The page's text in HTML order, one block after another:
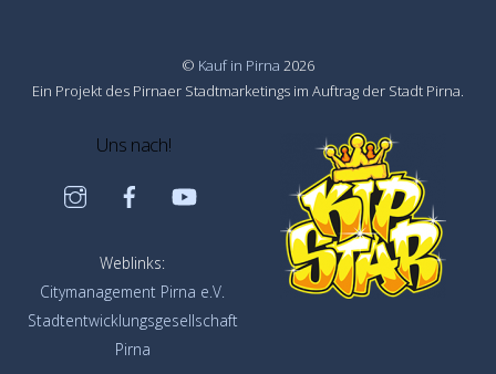
© Kauf in Pirna 2026
Ein Projekt des Pirnaer Stadtmarketings im Auftrag der Stadt Pirna.
Uns nach!
Instagram
Weblinks:
Citymanagement Pirna e.V.
Stadtentwicklungsgesellschaft
Pirna